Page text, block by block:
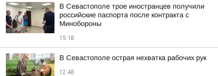
В Севастополе трое иностранцев получили
российские паспорта после контракта с
Минобороны
15:18
В Севастополе острая нехватка рабочих рук
12:48